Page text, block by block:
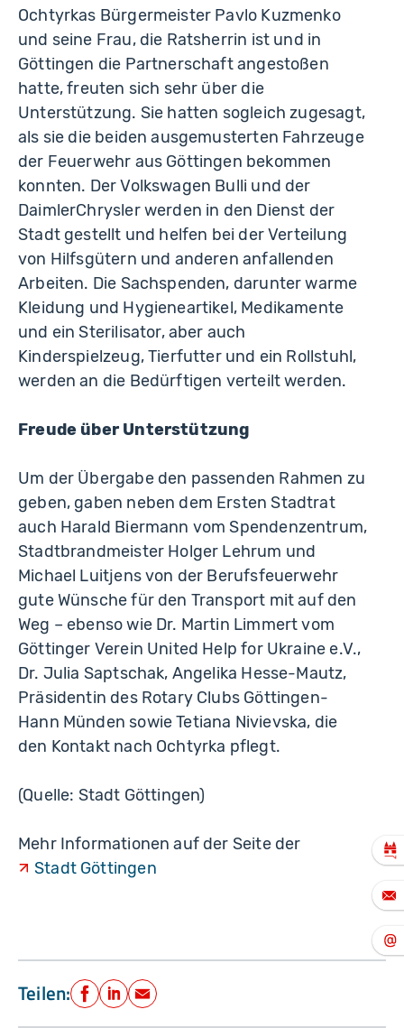
Ochtyrkas Bürgermeister Pavlo Kuzmenko
und seine Frau, die Ratsherrin ist und in
Göttingen die Partnerschaft angestoßen
hatte, freuten sich sehr über die
Unterstützung. Sie hatten sogleich zugesagt,
als sie die beiden ausgemusterten Fahrzeuge
der Feuerwehr aus Göttingen bekommen
konnten. Der Volkswagen Bulli und der
DaimlerChrysler werden in den Dienst der
Stadt gestellt und helfen bei der Verteilung
von Hilfsgütern und anderen anfallenden
Arbeiten. Die Sachspenden, darunter warme
Kleidung und Hygieneartikel, Medikamente
und ein Sterilisator, aber auch
Kinderspielzeug, Tierfutter und ein Rollstuhl,
werden an die Bedürftigen verteilt werden.
Freude über Unterstützung
Um der Übergabe den passenden Rahmen zu
geben, gaben neben dem Ersten Stadtrat
auch Harald Biermann vom Spendenzentrum,
Stadtbrandmeister Holger Lehrum und
Michael Luitjens von der Berufsfeuerwehr
gute Wünsche für den Transport mit auf den
Weg – ebenso wie Dr. Martin Limmert vom
Göttinger Verein United Help for Ukraine e.V.,
Dr. Julia Saptschak, Angelika Hesse-Mautz,
Präsidentin des Rotary Clubs Göttingen-
Hann Münden sowie Tetiana Nivievska, die
den Kontakt nach Ochtyrka pflegt.
(Quelle: Stadt Göttingen)
Mehr Informationen auf der Seite der
Stadt Göttingen
Teilen: Facebook
LinkedIn
E-Mail